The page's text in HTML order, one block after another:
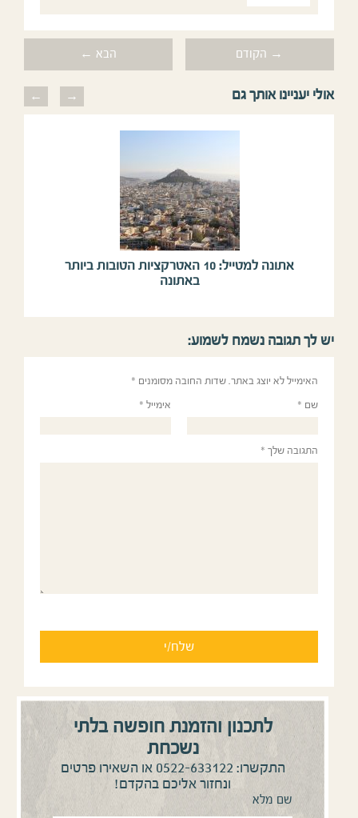
→ הקודם הבא ←
אולי יעניינו אותך גם previous next
אתונה למטייל: 10 האטרקציות הטובות ביותר
באתונה
יש לך תגובה נשמח לשמוע:
האימייל לא יוצג באתר. שדות החובה מסומנים *
שם * אימייל *
התגובה שלך *
לתכנון והזמנת חופשה בלתי
נשכחת
התקשרו: 0522-633122 או השאירו פרטים
ונחזור אליכם בהקדם!
שם מלא